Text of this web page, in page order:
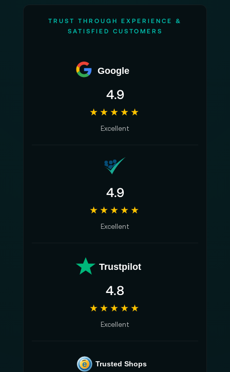
TRUST THROUGH EXPERIENCE &
SATISFIED CUSTOMERS
Google
4.9
★★★★★
Excellent
4.9
★★★★★
Excellent
Trustpilot
4.8
★★★★★
Excellent
e Trusted Shops